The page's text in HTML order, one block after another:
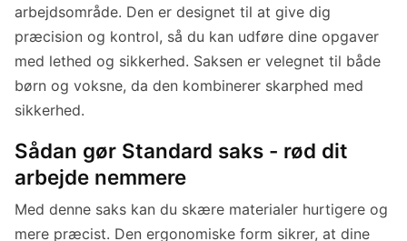
arbejdsområde. Den er designet til at give dig
præcision og kontrol, så du kan udføre dine opgaver
med lethed og sikkerhed. Saksen er velegnet til både
børn og voksne, da den kombinerer skarphed med
sikkerhed.
Sådan gør Standard saks - rød dit
arbejde nemmere
Med denne saks kan du skære materialer hurtigere og
mere præcist. Den ergonomiske form sikrer, at dine